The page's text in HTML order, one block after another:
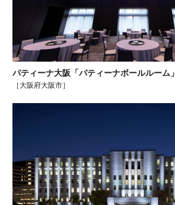
パティーナ大阪「パティーナボールルーム」
［大阪府大阪市］